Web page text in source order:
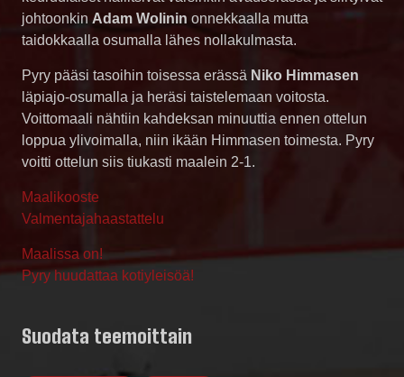
johtoonkin Adam Wolinin onnekkaalla mutta
taidokkaalla osumalla lähes nollakulmasta.
Pyry pääsi tasoihin toisessa erässä Niko Himmasen
läpiajo-osumalla ja heräsi taistelemaan voitosta.
Voittomaali nähtiin kahdeksan minuuttia ennen ottelun
loppua ylivoimalla, niin ikään Himmasen toimesta. Pyry
voitti ottelun siis tiukasti maalein 2-1.
Maalikooste
Valmentajahaastattelu
Maalissa on!
Pyry huudattaa kotiyleisöä!
Suodata teemoittain